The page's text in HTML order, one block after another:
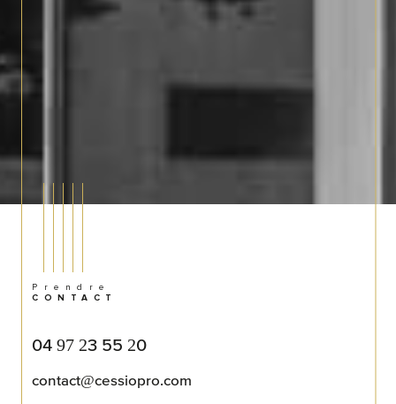
Prendre
CONTACT
04 97 23 55 20
contact@cessiopro.com